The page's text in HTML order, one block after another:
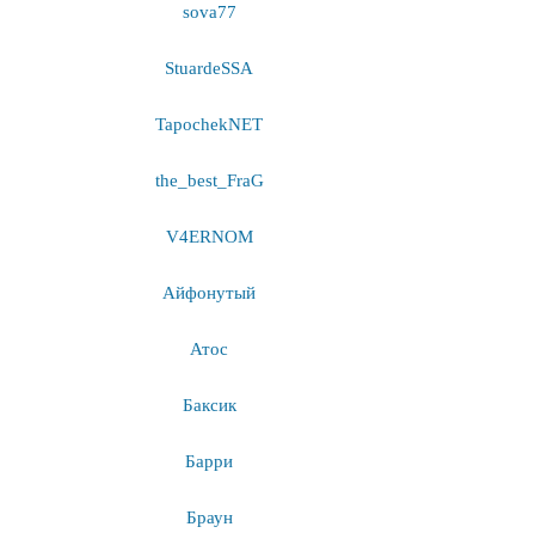
sova77
StuardeSSA
TapochekNET
the_best_FraG
V4ERNOM
Айфонутый
Атос
Баксик
Барри
Браун